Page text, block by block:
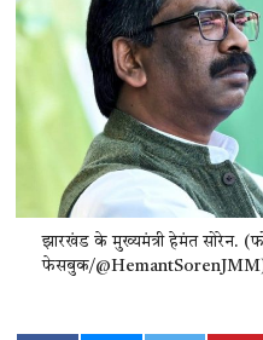
झारखंड के मुख्यमंत्री हेमंत सोरेन.
फेसबुक/